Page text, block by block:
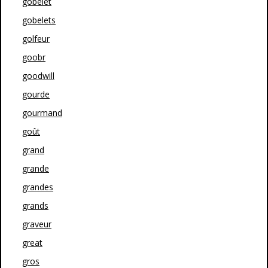
gobelets
golfeur
goobr
goodwill
gourde
gourmand
goût
grand
grande
grandes
grands
graveur
great
gros